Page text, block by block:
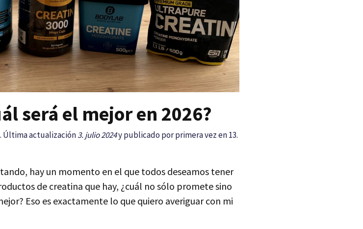
será el mejor en 2026?
. Última actualización3. julio 2024y publicado por primera vez en 13.
hay un momento en el que todos deseamos tener
de creatina que hay, ¿cuál no sólo promete sino
Eso es exactamente lo que quiero averiguar con mi